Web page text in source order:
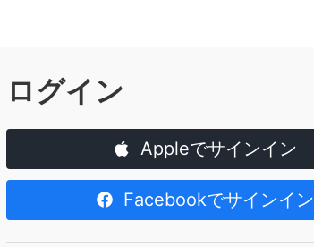
ログイン
Appleでサインイン
Facebookでサインイン